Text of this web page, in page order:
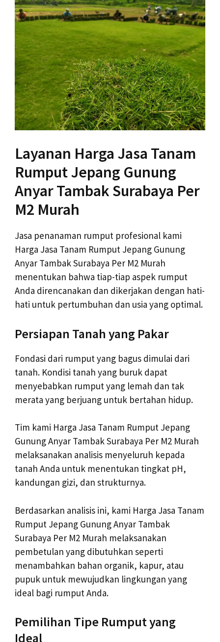
Layanan Harga Jasa Tanam
Rumput Jepang Gunung
Anyar Tambak Surabaya Per
M2 Murah
Jasa penanaman rumput profesional kami
Harga Jasa Tanam Rumput Jepang Gunung
Anyar Tambak Surabaya Per M2 Murah
menentukan bahwa tiap-tiap aspek rumput
Anda direncanakan dan dikerjakan dengan hati-
hati untuk pertumbuhan dan usia yang optimal.
Persiapan Tanah yang Pakar
Fondasi dari rumput yang bagus dimulai dari
tanah. Kondisi tanah yang buruk dapat
menyebabkan rumput yang lemah dan tak
merata yang berjuang untuk bertahan hidup.
Tim kami Harga Jasa Tanam Rumput Jepang
Gunung Anyar Tambak Surabaya Per M2 Murah
melaksanakan analisis menyeluruh kepada
tanah Anda untuk menentukan tingkat pH,
kandungan gizi, dan strukturnya.
Berdasarkan analisis ini, kami Harga Jasa Tanam
Rumput Jepang Gunung Anyar Tambak
Surabaya Per M2 Murah melaksanakan
pembetulan yang dibutuhkan seperti
menambahkan bahan organik, kapur, atau
pupuk untuk mewujudkan lingkungan yang
ideal bagi rumput Anda.
Pemilihan Tipe Rumput yang
Ideal